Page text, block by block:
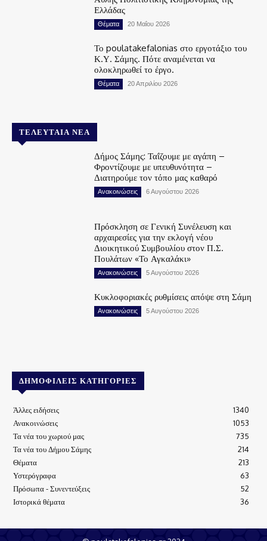
Ελλάδας
Θέματα 20 Μαΐου 2026
Το poulatakefalonias στο εργοτάξιο του
Κ.Υ. Σάμης. Πότε αναμένεται να
ολοκληρωθεί το έργο.
Θέματα 20 Απριλίου 2026
ΤΕΛΕΥΤΑΊΑ ΝΈΑ
Δήμος Σάμης: Ταΐζουμε με αγάπη –
Φροντίζουμε με υπευθυνότητα –
Διατηρούμε τον τόπο μας καθαρό
Ανακοινώσεις 6 Αυγούστου 2026
Πρόσκληση σε Γενική Συνέλευση και
αρχαιρεσίες για την εκλογή νέου
Διοικητικού Συμβουλίου στον Π.Σ.
Πουλάτων «Το Αγκαλάκι»
Ανακοινώσεις 5 Αυγούστου 2026
Κυκλοφοριακές ρυθμίσεις απόψε στη Σάμη
Ανακοινώσεις 5 Αυγούστου 2026
ΔΗΜΟΦΙΛΕΊΣ ΚΑΤΗΓΟΡΊΕΣ
Άλλες ειδήσεις
1340
Ανακοινώσεις
1053
Τα νέα του χωριού μας
735
Τα νέα του Δήμου Σάμης
214
Θέματα
213
Υστερόγραφα
63
Πρόσωπα - Συνεντεύξεις
52
Ιστορικά θέματα
36